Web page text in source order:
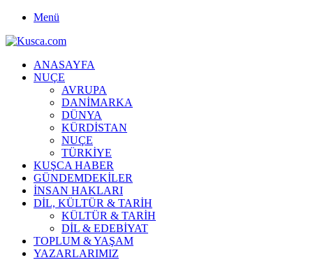
Menü
ANASAYFA
NUÇE
AVRUPA
DANİMARKA
DÜNYA
KÜRDİSTAN
NUÇE
TÜRKİYE
KUŞCA HABER
GÜNDEMDEKİLER
İNSAN HAKLARI
DİL, KÜLTÜR & TARİH
KÜLTÜR & TARİH
DİL & EDEBİYAT
TOPLUM & YAŞAM
YAZARLARIMIZ